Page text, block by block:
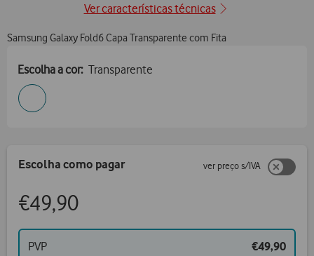
Ver características técnicas
Samsung Galaxy Fold6 Capa Transparente com Fita
Escolha a cor: Transparente
Escolha como pagar ver preço s/IVA
€49,90
PVP €49,90